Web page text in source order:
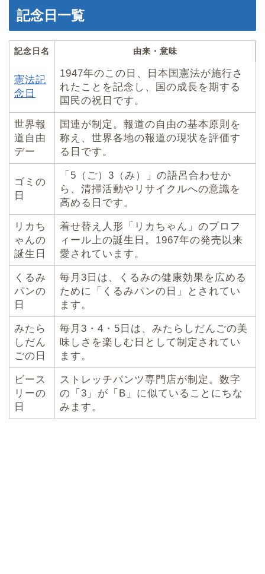
記念日一覧
記念日名 由来・意味
憲法記
念日
1947年のこの日、日本国憲法が施行さ
れたことを記念し、国の成長を期する
国民の祝日です。
世界報
道自由
デー
国連が制定。報道の自由の基本原則を
称え、世界各地の報道の現状を評価す
る日です。
ゴミの
日
「5（ご）3（み）」の語呂合わせか
ら、清掃活動やリサイクルへの意識を
高める日です。
リカち
ゃんの
誕生日
着せ替え人形「リカちゃん」のプロフ
ィール上の誕生日。1967年の発売以来
愛されています。
くるみ
パンの
日
毎月3日は、くるみの健康効果を広める
ために「くるみパンの日」とされてい
ます。
みたら
しだん
ごの日
毎月3・4・5日は、みたらしだんごの美
味しさを楽しむ日として制定されてい
ます。
ビース
リーの
日
ストレッチパンツ専門店が制定。数字
の「3」が「B」に似ていることにちな
みます。